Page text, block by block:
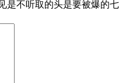
不听取的头是要被爆的七